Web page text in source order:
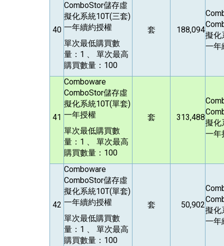
40
ComboStor儲存虛
擬化系統10T(三套)
一年續約授權
單次最低購買數
量：1 、 單次最高
購買數量：100
套 188,094
擬化
一年
41
Comboware
ComboStor儲存虛
擬化系統10T(單套)
一年授權
單次最低購買數
量：1 、 單次最高
購買數量：100
套 313,488
擬化
一年
42
Comboware
ComboStor儲存虛
擬化系統10T(單套)
一年續約授權
單次最低購買數
量：1 、 單次最高
購買數量：100
套 50,902
擬化
一年